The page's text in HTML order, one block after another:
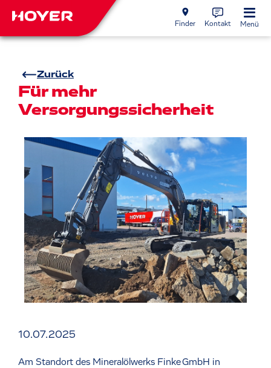
Finder Kontakt Menü
Zurück
Für mehr
Versorgungssicherheit
10.07.2025
Am Standort des Mineralölwerks Finke GmbH in